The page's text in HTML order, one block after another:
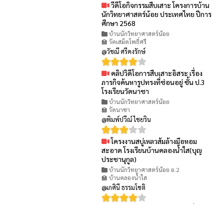
วีดีโอกิจกรรมสืบเสาะ โครงการบ้าน
นักวิทยาศาสตร์น้อย ประเทศไทย ปีการ
ศึกษา 2568
บ้านนักวิทยาศาสตร์น้อย
🏫 วัดเสม็ดโพธิ์ศรี
@วัชณี ศรีคงรักษ์
คลิปวิดีโอการสืบเสาะอิสระ เรื่อง
ภารกิจค้นหารูปทรงที่ซ่อนอยู่ ชั้น ป.3
โรงเรียนวัดนาซา
บ้านนักวิทยาศาสตร์น้อย
🏫 วัดนาซา
@พิมพ์ปวีณ์ ไชยริน
โครงงานสบู่เหลวส้มล้างมือหอม
สะอาด โรงเรียนบ้านคลองน้ำใส(บุญ
ประชานุกูล)
บ้านนักวิทยาศาสตร์น้อย อ.2
🏫 บ้านคลองน้ำใส
@เกศินี ธรรมโชติ